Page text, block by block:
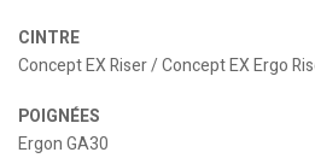
CINTRE
Concept EX Riser / Concept EX Ergo
POIGNÉES
Ergon GA30